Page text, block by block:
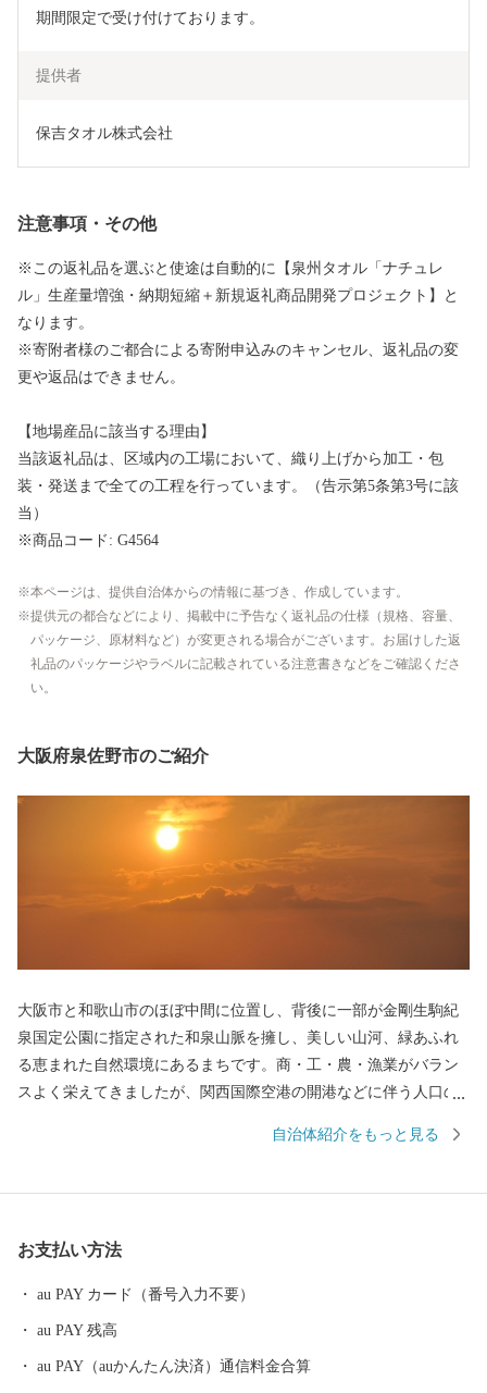
期間限定で受け付けております。
提供者
保吉タオル株式会社
注意事項・その他
※この返礼品を選ぶと使途は自動的に【泉州タオル「ナチュレ
ル」生産量増強・納期短縮＋新規返礼商品開発プロジェクト】と
なります。
※寄附者様のご都合による寄附申込みのキャンセル、返礼品の変
更や返品はできません。
【地場産品に該当する理由】
当該返礼品は、区域内の工場において、織り上げから加工・包
装・発送まで全ての工程を行っています。（告示第5条第3号に該
当）
※商品コード: G4564
本ページは、提供自治体からの情報に基づき、作成しています。
提供元の都合などにより、掲載中に予告なく返礼品の仕様（規格、容量、
パッケージ、原材料など）が変更される場合がございます。お届けした返
礼品のパッケージやラベルに記載されている注意書きなどをご確認くださ
い。
大阪府泉佐野市のご紹介
大阪市と和歌山市のほぼ中間に位置し、背後に一部が金剛生駒紀
泉国定公園に指定された和泉山脈を擁し、美しい山河、緑あふれ
る恵まれた自然環境にあるまちです。商・工・農・漁業がバラン
スよく栄えてきましたが、関西国際空港の開港などに伴う人口の
由来は、中世以来の村名「佐野」に旧国名和泉を冠したもので、
みさのし）が誕生し、昭和29年、南中通村、日根野村、長滝村、
上之郷村、大土村の5カ村が合併し、現在の市域が形成されていま
し、世界と日本を結ぶ玄関都市として、21世紀にふさわしい国際
都市をめざしてまちづくりに取り組んでいます。
自治体紹介をもっと見る
お支払い方法
au PAY カード（番号入力不要）
au PAY 残高
au PAY（auかんたん決済）通信料金合算